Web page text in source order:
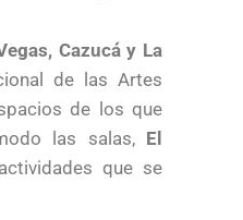
Cazucá y La
de las Artes
de los que
las salas, El
que se